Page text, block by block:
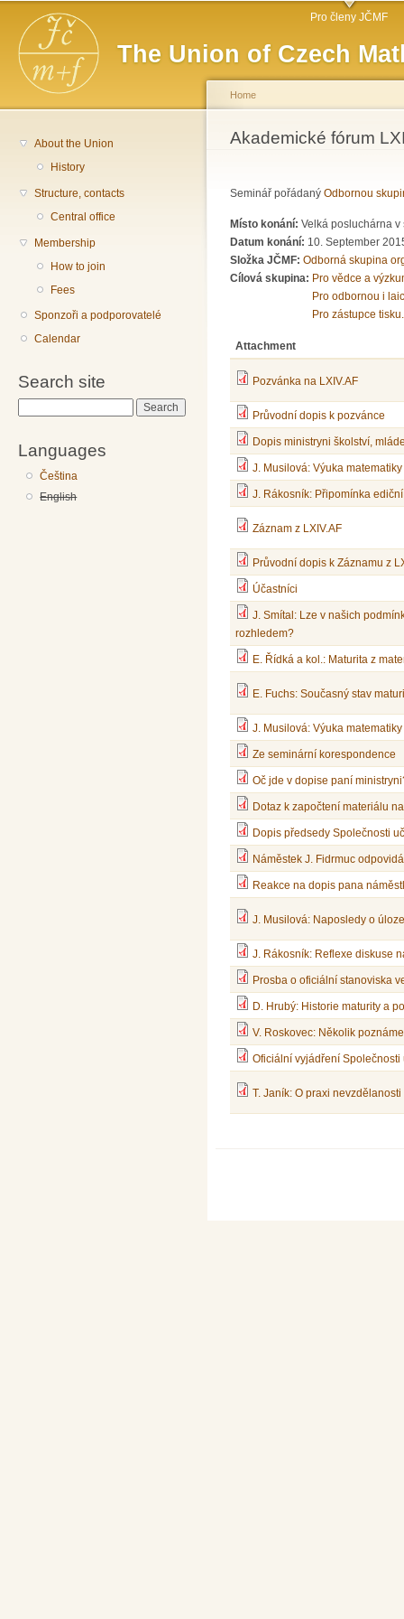
The Union of Czech
Main menu Pro členy JČMF
About the Union
History
Structure, contacts
Central office
Membership
How to join
Fees
Sponzoři a podporovatelé
Calendar
Search site
Languages
Čeština
English
You are here
Home
Akademické fórum
Seminář pořádaný Odbornou
Místo konání: Velká posluchárna v
Datum konání: 10. September
Složka JČMF: Odborná skupina
Cílová skupina: Pro vědce a
Pro odbornou i
Pro zástupce tisku.
Attachment
Pozvánka na LXIV.AF
Průvodní dopis k pozvánce
Dopis ministryni školství,
J. Musilová: Výuka
J. Rákosník: Připomínka
Záznam z LXIV.AF
Průvodní dopis k Záznamu z
Účastníci
J. Smítal: Lze v našich
rozhledem?
E. Řídká a kol.: Maturita z
E. Fuchs: Současný stav
J. Musilová: Výuka
Ze seminární korespondence
Oč jde v dopise paní
Dotaz k započtení materiálu
Dopis předsedy Společnosti
Náměstek J. Fidrmuc
Reakce na dopis pana
J. Musilová: Naposledy o
J. Rákosník: Reflexe diskuse
Prosba o oficiální stanoviska
D. Hrubý: Historie maturity a
V. Roskovec: Několik
Oficiální vyjádření Společnosti
T. Janík: O praxi